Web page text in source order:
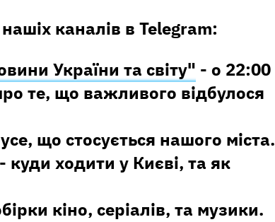
каналів в Telegram:
України та світу" - о 22:00
те, що важливого відбулося
що стосується нашого міста.
- куди ходити у Києві, та як
кіно, серіалів, та музики.